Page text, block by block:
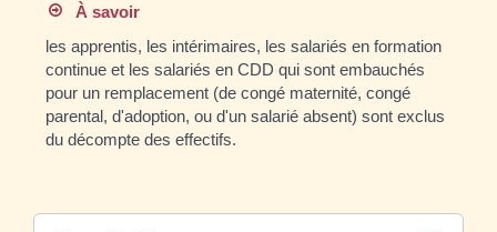
À savoir
les apprentis, les intérimaires, les salariés en formation
continue et les salariés en CDD qui sont embauchés
pour un remplacement (de congé maternité, congé
parental, d'adoption, ou d'un salarié absent) sont exclus
du décompte des effectifs.